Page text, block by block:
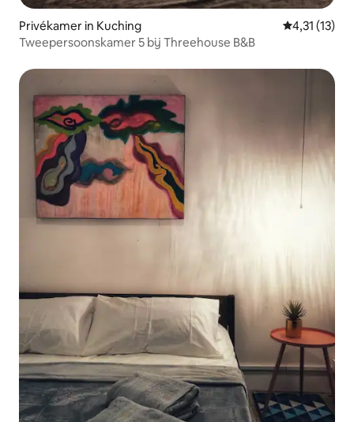
Privékamer in Kuching Gemiddelde
4,31 (13)
Tweepersoonskamer 5 bij Threehouse B&B